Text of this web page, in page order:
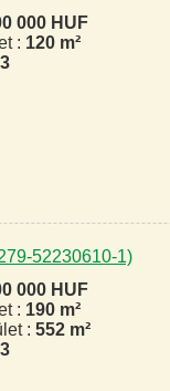
000 HUF
: 120 m²
3
52230610-1)
000 HUF
: 190 m²
: 552 m²
3